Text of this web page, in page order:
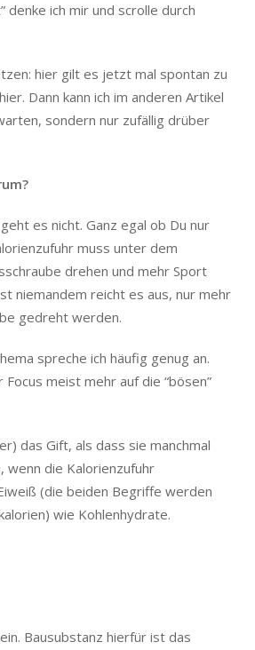
denke ich mir und scrolle durch
hier gilt es jetzt mal spontan zu
Dann kann ich im anderen Artikel
sondern nur zufällig drüber
es nicht. Ganz egal ob Du nur
muss unter dem
drehen und mehr Sport
niemandem reicht es aus, nur mehr
gedreht werden.
spreche ich häufig genug an.
meist mehr auf die “bösen”
das Gift, als dass sie manchmal
die Kalorienzufuhr
(die beiden Begriffe werden
wie Kohlenhydrate.
Bausubstanz hierfür ist das